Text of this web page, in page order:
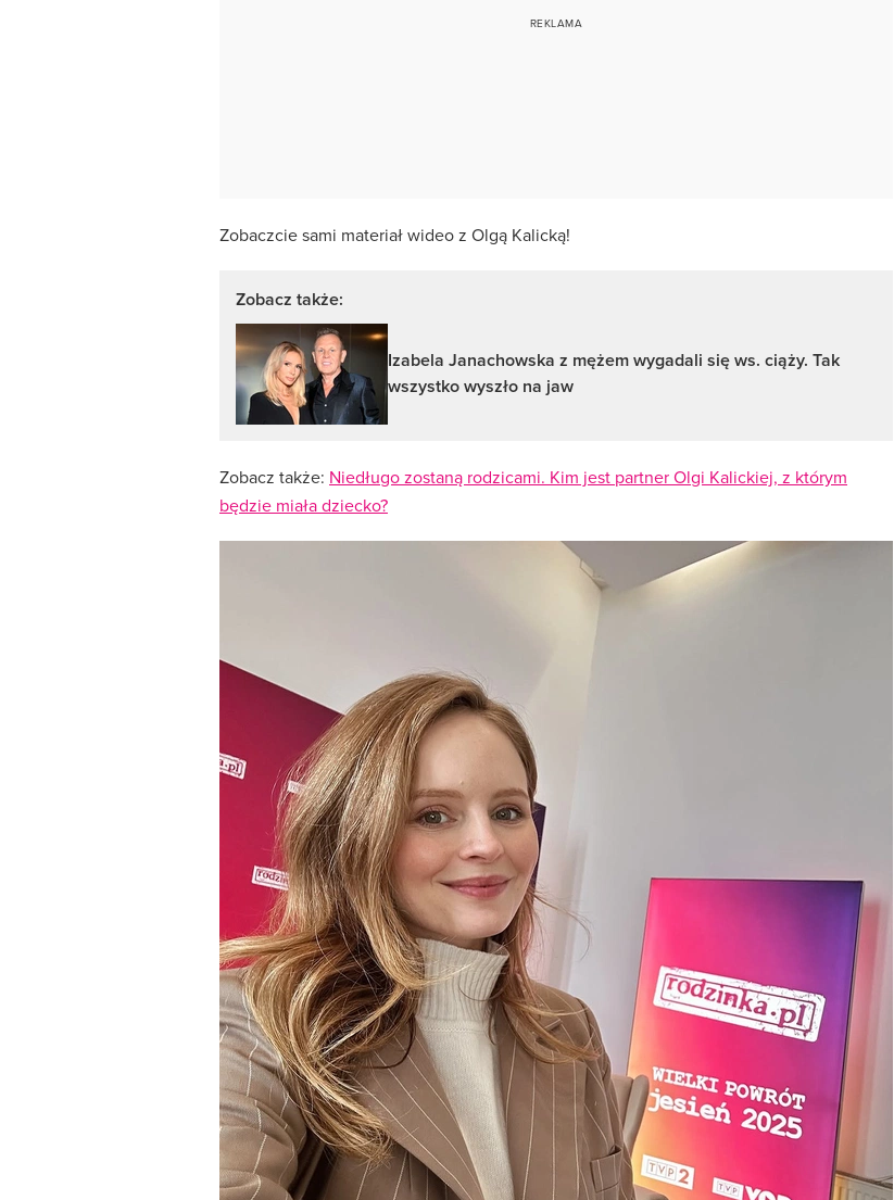
Zobaczcie sami materiał wideo z Olgą Kalicką!
Zobacz także:
Izabela Janachowska z mężem wygadali się ws. ciąży. Tak
wszystko wyszło na jaw
Zobacz także: Niedługo zostaną rodzicami. Kim jest partner Olgi Kalickiej, z którym
będzie miała dziecko?